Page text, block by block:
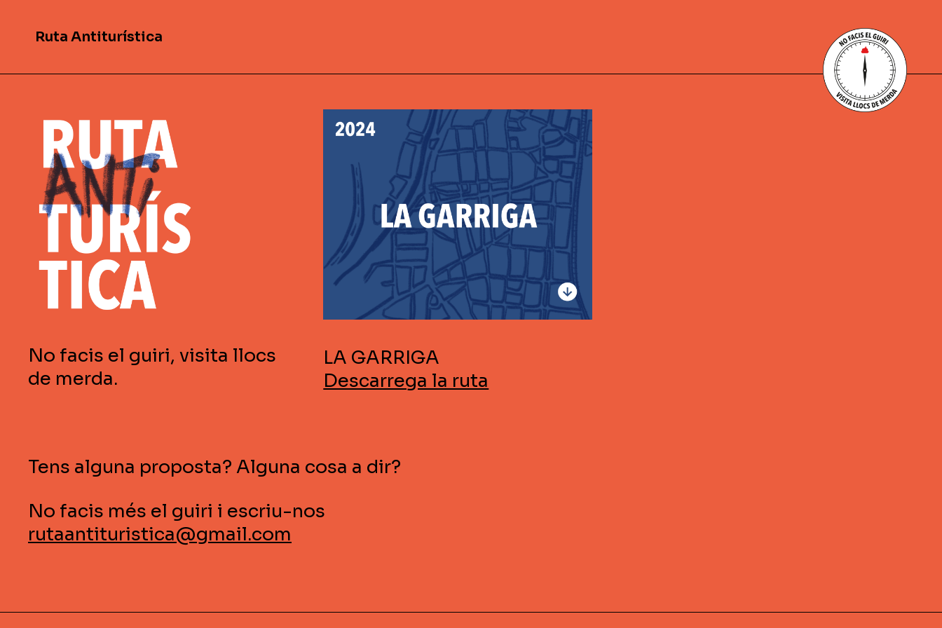
Ruta Antiturística
No facis el guiri, visita llocs
de merda.
LA GARRIGA
Descarrega la ruta
Tens alguna proposta? Alguna cosa a dir?
No facis més el guiri i escriu-nos
rutaantituristica@gmail.com